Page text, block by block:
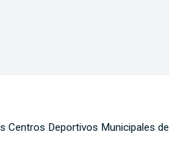
Centros Deportivos Municipales de